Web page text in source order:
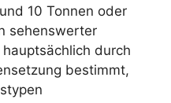
10 Tonnen oder
sehenswerter
durch
bestimmt,